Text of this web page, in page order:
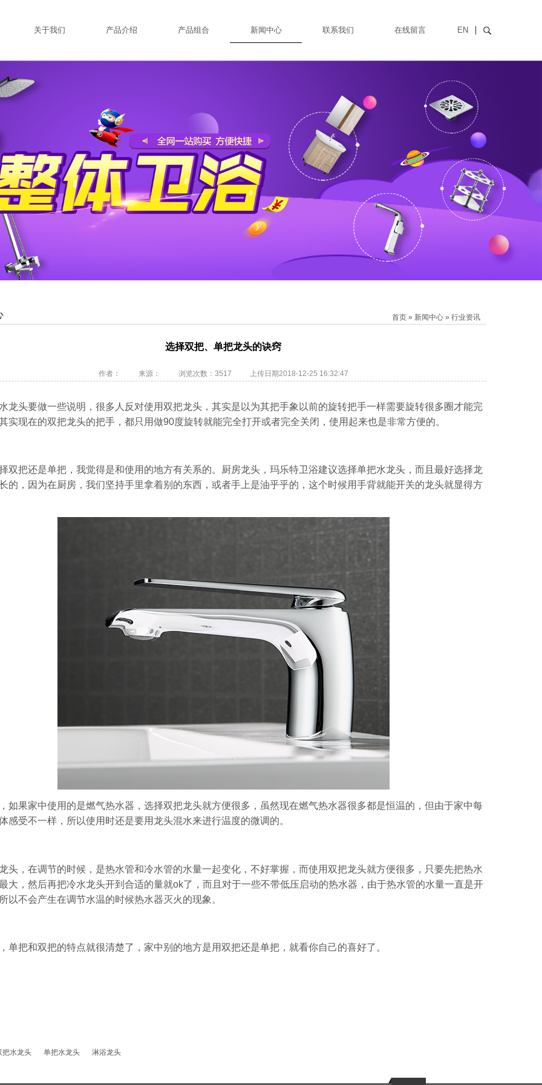
EN
关于我们 产品介绍 产品组合 新闻中心 联系我们 在线留言
首页 » 新闻中心 » 行业资讯
选择双把、单把龙头的诀窍
作者： 来源： 浏览次数：3517 上传日期2018-12-25 16:32:47
龙头要做一些说明，很多人反对使用双把龙头，其实是以为其把手象以前的旋转把手一样需要旋转很多圈才能完
实现在的双把龙头的把手，都只用做90度旋转就能完全打开或者完全关闭，使用起来也是非常方便的。
双把还是单把，我觉得是和使用的地方有关系的。厨房龙头， 玛乐特卫浴建议选择单把水龙头，而且最好选择龙
的，因为在厨房，我们坚持手里拿着别的东西，或者手上是油乎乎的，这个时候用手背就能开关的龙头就显得方
如果家中使用的是燃气热水器，选择双把龙头就方便很多，虽然现在燃气热水器很多都是恒温的，但由于家中每
感受不一样，所以使用时还是要用龙头混水来进行温度的微调的。
头，在调节的时候，是热水管和冷水管的水量一起变化，不好掌握，而使用双把龙头就方便很多，只要先把热水
大，然后再把冷水龙头开到合适的量就ok了，而且对于一些不带低压启动的热水器，由于热水管的水量一直是开
以不会产生在调节水温的时候热水器灭火的现象。
单把和双把的特点就很清楚了，家中别的地方是用双把还是单把，就看你自己的喜好了。
把水龙头 单把水龙头 淋浴龙头